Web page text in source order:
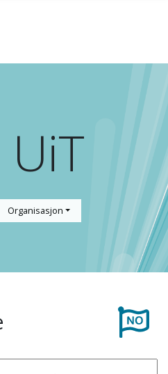
Organisasjon